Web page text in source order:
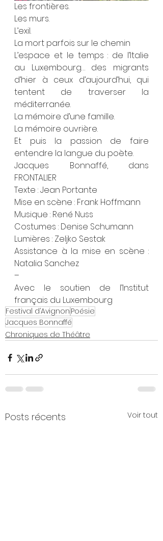
Les frontières.
Les murs.
L’exil.
La mort parfois sur le chemin
L’espace et le temps : de l’Italie
au Luxembourg… des migrants
d’hier à ceux d’aujourd’hui, qui
tentent de traverser la
méditerranée.
La mémoire d’une famille.
La mémoire ouvrière.
Et puis la passion de faire
entendre la langue du poète.
Jacques Bonnaffé, dans
FRONTALIER
Texte : Jean Portante
Mise en scène : Frank Hoffmann
Musique : René Nuss
Costumes : Denise Schumann
Lumières : Zeljko Sestak
Assistance à la mise en scène :
Natalia Sanchez
–
Avec le soutien de l’Institut
français du Luxembourg
Festival d’Avignon Poésie
Jacques Bonnaffé
Chroniques de Théâtre
Posts récents Voir tout